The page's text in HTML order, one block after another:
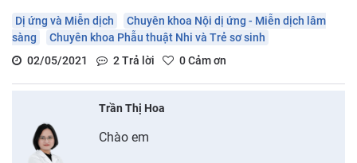
Dị ứng và Miễn dịch
Chuyên khoa Nội dị ứng - Miễn dịch lâm
sàng
Chuyên khoa Phẫu thuật Nhi và Trẻ sơ sinh
02/05/2021
2Trả lời 0Cảm ơn
Trần Thị Hoa
Chào em